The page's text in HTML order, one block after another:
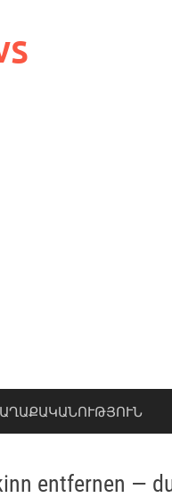
entfernen —